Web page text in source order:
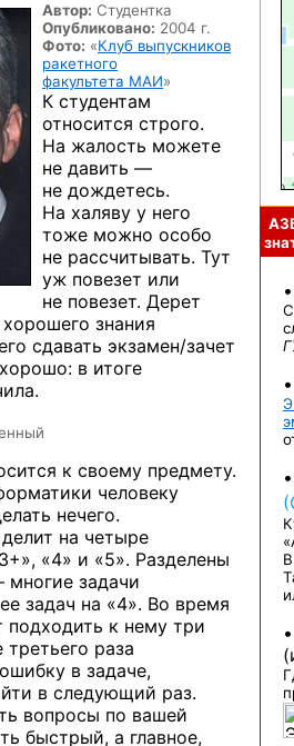
Автор: Студентка
Опубликовано: 2004 г.
Фото: «Клуб выпускников
ракетного
факультета МАИ»
К студентам
относится строго.
На жалость можете
не давить —
не дождетесь.
На халяву у него
тоже можно особо
не рассчитывать. Тут
уж повезет или
не повезет. Дерет
знания
сдавать экзамен/зачет
в итоге
к своему предмету.
человеку
нечего.
делит на четыре
«4» и «5». Разделены
многие задачи
задач на «4». Во время
подходить к нему три
третьего раза
в задаче,
в следующий раз.
вопросы по вашей
быстрый, а главное,